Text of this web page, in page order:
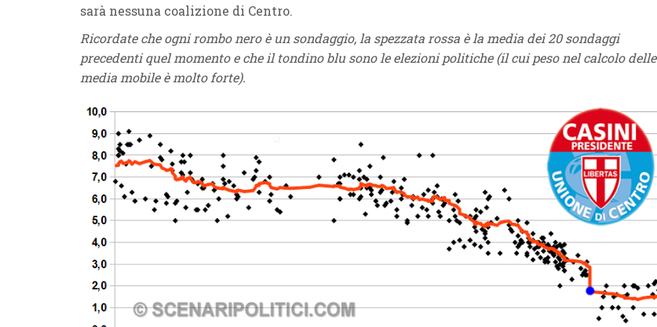
sarà nessuna coalizione di Centro.
Ricordate che ogni rombo nero è un sondaggio, la spezzata rossa è la media dei 20 sondaggi
precedenti quel momento e che il tondino blu sono le elezioni politiche (il cui peso nel calcolo delle
media mobile è molto forte).